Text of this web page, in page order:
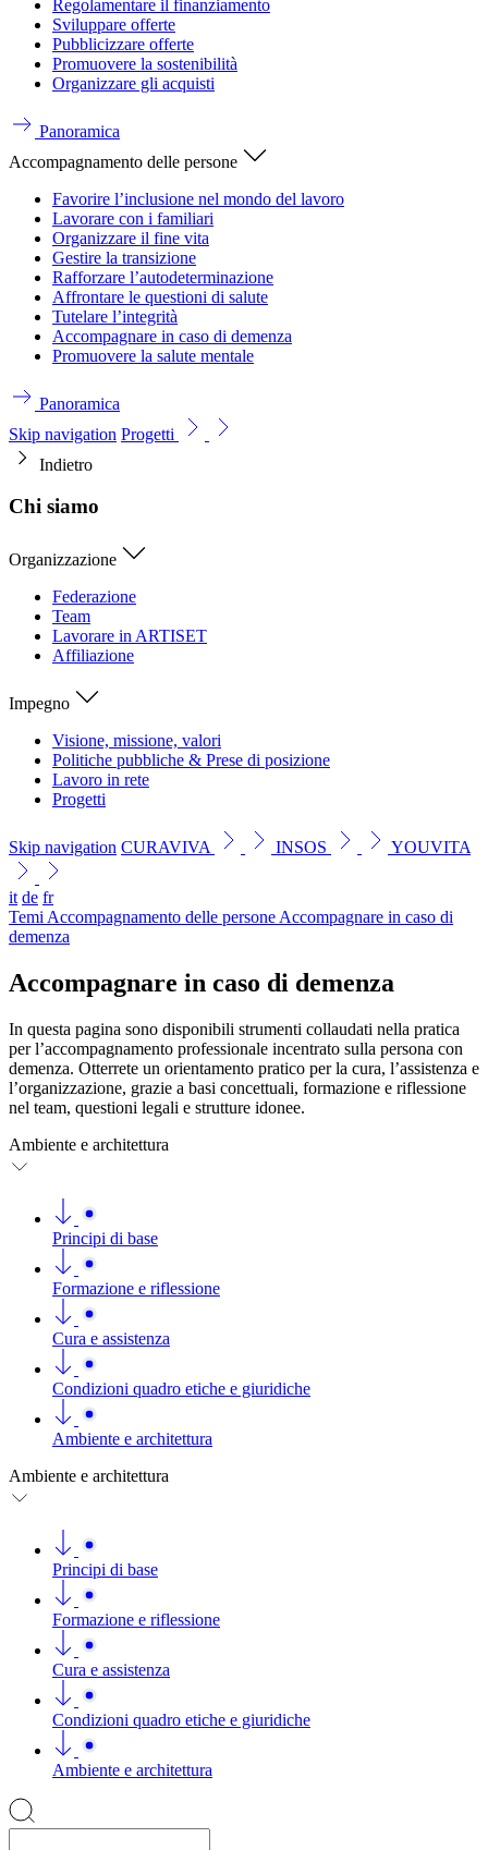
Regolamentare il finanziamento
Sviluppare offerte
Pubblicizzare offerte
Promuovere la sostenibilità
Organizzare gli acquisti
Panoramica
Accompagnamento delle persone
Favorire l’inclusione nel mondo del lavoro
Lavorare con i familiari
Organizzare il fine vita
Gestire la transizione
Rafforzare l’autodeterminazione
Affrontare le questioni di salute
Tutelare l’integrità
Accompagnare in caso di demenza
Promuovere la salute mentale
Panoramica
Skip navigation Progetti
Indietro
Chi siamo
Organizzazione
Federazione
Team
Lavorare in ARTISET
Affiliazione
Impegno
Visione, missione, valori
Politiche pubbliche & Prese di posizione
Lavoro in rete
Progetti
Skip navigation CURAVIVA INSOS YOUVITA
it de fr
Temi Accompagnamento delle persone Accompagnare in caso di
demenza
Accompagnare in caso di demenza
In questa pagina sono disponibili strumenti collaudati nella pratica
per l’accompagnamento professionale incentrato sulla persona con
demenza. Otterrete un orientamento pratico per la cura, l’assistenza e
l’organizzazione, grazie a basi concettuali, formazione e riflessione
nel team, questioni legali e strutture idonee.
Ambiente e architettura
Principi di base
Formazione e riflessione
Cura e assistenza
Condizioni quadro etiche e giuridiche
Ambiente e architettura
Ambiente e architettura
Principi di base
Formazione e riflessione
Cura e assistenza
Condizioni quadro etiche e giuridiche
Ambiente e architettura